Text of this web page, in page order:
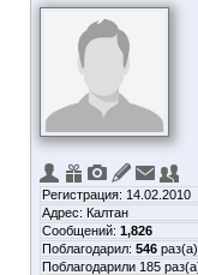
Регистрация: 14.02.2010
Адрес: Калтан
Сообщений: 1,826
Поблагодарил: 546 раз(а)
Поблагодарили 185